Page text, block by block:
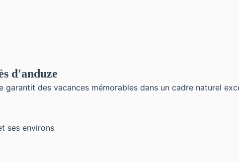
d'anduze
garantit des vacances mémorables dans un cadre naturel